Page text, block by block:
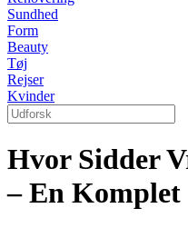
Sundhed
Form
Beauty
Tøj
Rejser
Kvinder
Hvor Sidder
– En Komplet